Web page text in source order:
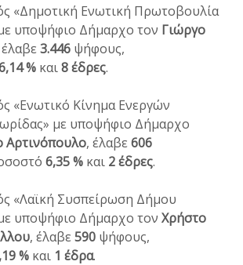
«Δημοτική Ενωτική Πρωτοβουλία
υποψήφιο Δήμαρχο τον Γιώργο
έλαβε 3.446 ψήφους,
% και8 έδρες.
«Ενωτικό Κίνημα Ενεργών
με υποψήφιο Δήμαρχο
Αρτινόπουλο, έλαβε 606
6,35 % και 2 έδρες.
«Λαϊκή Συσπείρωση Δήμου
υποψήφιο Δήμαρχο τον Χρήστο
, έλαβε 590 ψήφους,
% και 1 έδρα.